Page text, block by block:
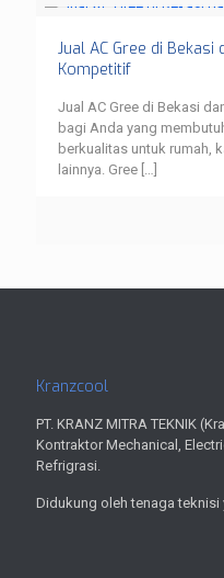
Jual AC Gree di Bekasi
Kompetitif
Jual AC Gree di Bekasi
bagi Anda yang
berkualitas untuk rumah,
lainnya. Gree […]
Kranzcool
PT. KRANZ MITRA TEKNIK
Kontraktor Mechanical,
Refrigrasi.
Didukung oleh tenaga